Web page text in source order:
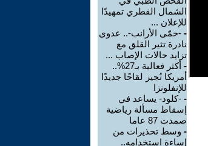
الشمال القطري تمهيدًا
للإعلان ...
- -حمّى الأرانب-.. عدوى
نادرة تثير القلق مع
تزايد حالات الإصاب ...
-
أكثر فعالية بـ27%..
أمريكا تُجيز لقاحًا جديدًا
للإنفلونزا
- -كلود- يساعد في
إسقاط مسألة رياضية
صمدت 87 عاما
- وسط تحذيرات من
إساءة استخدامه..